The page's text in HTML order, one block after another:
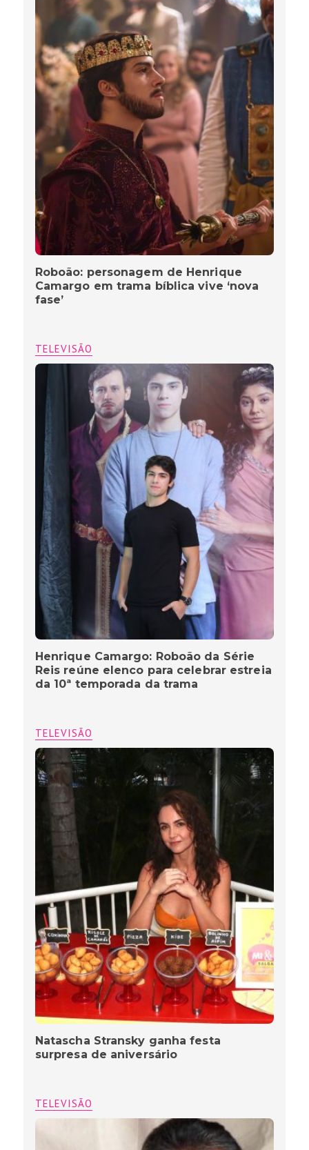
Roboão: personagem de Henrique
Camargo em trama bíblica vive ‘nova
fase’
TELEVISÃO
Henrique Camargo: Roboão da Série
Reis reúne elenco para celebrar estreia
da 10ª temporada da trama
TELEVISÃO
Natascha Stransky ganha festa
surpresa de aniversário
TELEVISÃO